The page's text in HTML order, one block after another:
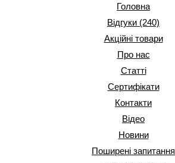
Головна
Відгуки (240)
Акційні товари
Про нас
Статті
Сертифікати
Контакти
Відео
Новини
Поширені запитання